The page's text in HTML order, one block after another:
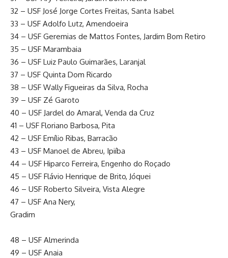
32 – USF José Jorge Cortes Freitas, Santa Isabel
33 – USF Adolfo Lutz, Amendoeira
34 – USF Geremias de Mattos Fontes, Jardim Bom Retiro
35 – USF Marambaia
36 – USF Luiz Paulo Guimarães, Laranjal
37 – USF Quinta Dom Ricardo
38 – USF Wally Figueiras da Silva, Rocha
39 – USF Zé Garoto
40 – USF Jardel do Amaral, Venda da Cruz
41 – USF Floriano Barbosa, Pita
42 – USF Emílio Ribas, Barracão
43 – USF Manoel de Abreu, Ipiíba
44 – USF Hiparco Ferreira, Engenho do Roçado
45 – USF Flávio Henrique de Brito, Jóquei
46 – USF Roberto Silveira, Vista Alegre
47 – USF Ana Nery,
Gradim
48 – USF Almerinda
49 – USF Anaia